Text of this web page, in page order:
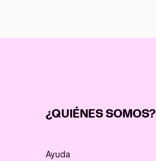
¿QUIÉNES SOMOS?
Ayuda